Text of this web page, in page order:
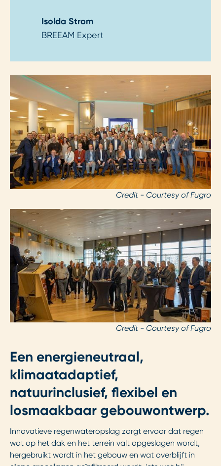
Isolda Strom
BREEAM Expert
Credit - Courtesy of Fugro
Credit - Courtesy of Fugro
Een energieneutraal,
klimaatadaptief,
natuurinclusief, flexibel en
losmaakbaar gebouwontwerp.
Innovatieve regenwateropslag zorgt ervoor dat regen
wat op het dak en het terrein valt opgeslagen wordt,
hergebruikt wordt in het gebouw en wat overblijft in